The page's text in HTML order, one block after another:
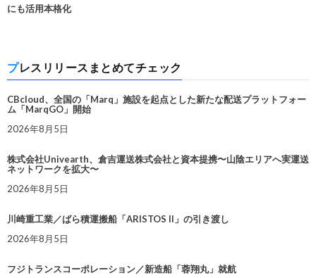
にも活用本格化
プレスリリースまとめてチェック
CBcloud、全国の「Marq」施設を起点とした新たな配送プラットフォー
ム「MarqGO」開始
2026年8月5日
株式会社Univearth、倉吉運送株式会社と資本提携〜山陰エリアへ実運送
ネットワークを拡大〜
2026年8月5日
川崎重工業／ばら積運搬船「ARISTOS II」の引き渡し
2026年8月5日
フジトランスコーポレーション／新造船「蓉翔丸」就航